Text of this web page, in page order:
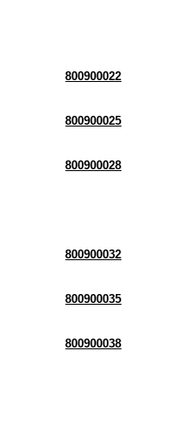
800900022
800900025
800900028
800900032
800900035
800900038